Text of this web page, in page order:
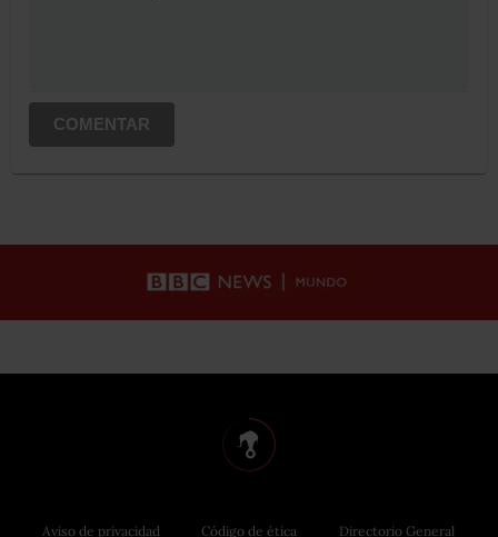
COMENTAR
Aviso de privacidad Código de ética Directorio General